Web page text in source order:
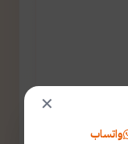
✕
واتساب